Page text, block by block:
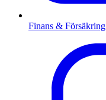
Finans & Försäkring